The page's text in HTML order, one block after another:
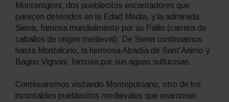
Monterrigioni, dos pueblecitos encantadores que
parecen detenidos en la Edad Media, y la admirada
Siena, famosa mundialmente por su Pallio (carrera de
caballos de origen medieval). De Siena continuamos
hasta Montalcino, la hermosa Abadía de Sant’Animo y
Bagno Vignoni, famosa por sus aguas sulfurosas.
Continuaremos visitando Montepulciano, otro de los
incontables pueblecitos medievales que enamoran,